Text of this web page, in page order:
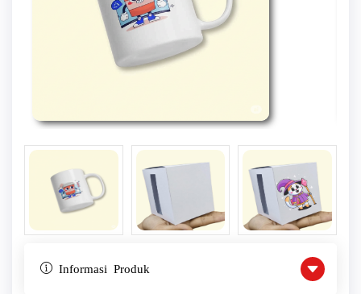
Informasi Produk